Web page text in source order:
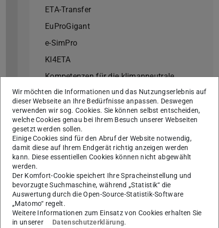
ETA-Transfer
EuProGigant
e-SimPro
KI4ETA
Kompetenzen für die klimanneutrale
Produktion
LoTuS
MAXIEM
MeFlexWärme
Mittelstand 4.0
PHI-Factory
Poolregler
PowerLIFT
ProKI
Wir möchten die Informationen und das Nutzungserlebnis auf
dieser Webseite an Ihre Bedürfnisse anpassen. Deswegen
verwenden wir sog. Cookies. Sie können selbst entscheiden,
welche Cookies genau bei Ihrem Besuch unserer Webseiten
gesetzt werden sollen.
Einige Cookies sind für den Abruf der Website notwendig,
damit diese auf Ihrem Endgerät richtig anzeigen werden
kann. Diese essentiellen Cookies können nicht abgewählt
werden.
Der Komfort-Cookie speichert Ihre Spracheinstellung und
bevorzugte Suchmaschine, während „Statistik“ die
Auswertung durch die Open-Source-Statistik-Software
„Matomo“ regelt.
Weitere Informationen zum Einsatz von Cookies erhalten Sie
in unserer
Datenschutzerklärung.